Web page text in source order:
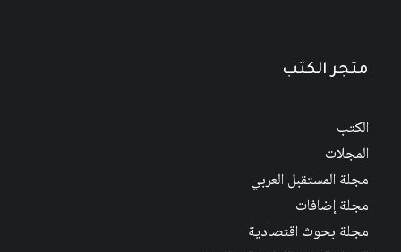
متجر الكتب
الكتب
المجلات
مجلة المستقبل العربي
مجلة إضافات
مجلة بحوث اقتصادية